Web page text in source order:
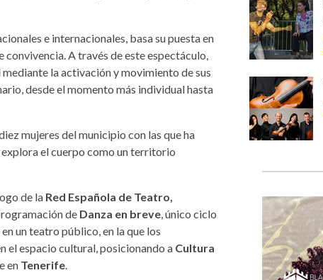
e internacionales, basa su puesta en
A través de este espectáculo,
la activación y movimiento de sus
desde el momento más individual hasta
mujeres del municipio con las que ha
el cuerpo como un territorio
de la Red Española de Teatro,
de Danza en breve , único ciclo
un teatro público, en la que los
el espacio cultural, posicionando a Cultura
en Tenerife